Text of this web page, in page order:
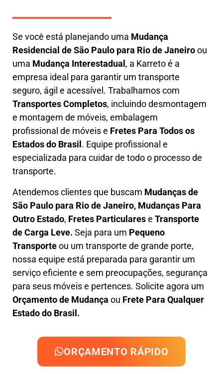
Se você está planejando uma Mudança
Residencial de São Paulo para Rio de Janeiroou
uma Mudança Interestadual , a Karretoé a
empresa ideal para garantir um transporte
seguro, ágil e acessível. Trabalhamos com
Transportes Completos, incluindodesmontagem
e montagem de móveis, embalagem
profissional de móveis e Fretes Para Todos os
Estados do Brasil . Equipe profissional e
especializada para cuidar de todo o processo de
transporte.
Atendemos clientes que buscam Mudançasde
São Paulo para Rio de Janeiro, Mudanças Para
Outro Estado, Fretes Particularese Transporte
de Carga Leve. Seja para um Pequeno
Transporteou um transporte de grande porte,
nossa equipe está preparada para garantir um
serviço eficiente e sem preocupações, segurança
para seus móveis e pertences. Solicite agora um
Orçamento de Mudança ou Frete Para Qualquer
Estado do Brasil.
ORÇAMENTO RÁPIDO